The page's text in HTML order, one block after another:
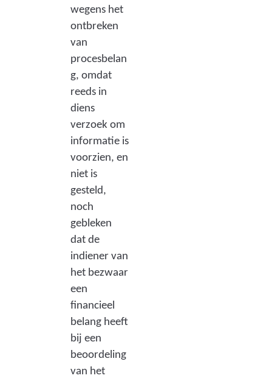
wegens het
ontbreken
van
procesbelan
g, omdat
reeds in
diens
verzoek om
informatie is
voorzien, en
niet is
gesteld,
noch
gebleken
dat de
indiener van
het bezwaar
een
financieel
belang heeft
bij een
beoordeling
van het